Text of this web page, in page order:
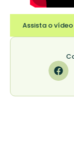
Assista o